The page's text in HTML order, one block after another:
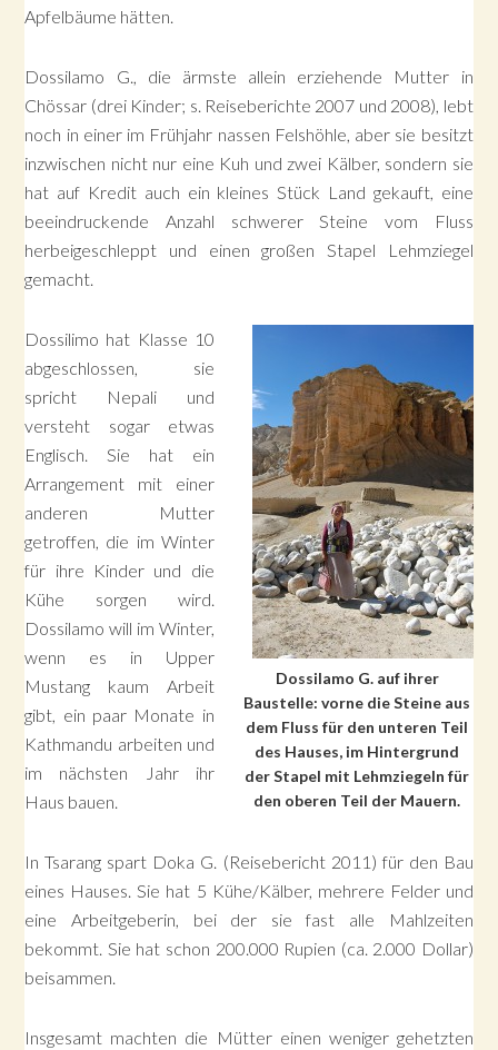
Apfelbäume hätten.
Dossilamo G., die ärmste allein erziehende Mutter in
Chössar (drei Kinder; s. Reiseberichte 2007 und 2008), lebt
noch in einer im Frühjahr nassen Felshöhle, aber sie besitzt
inzwischen nicht nur eine Kuh und zwei Kälber, sondern sie
hat auf Kredit auch ein kleines Stück Land gekauft, eine
beeindruckende Anzahl schwerer Steine vom Fluss
herbeigeschleppt und einen großen Stapel Lehmziegel
gemacht.
Dossilamo G. auf ihrer
Baustelle: vorne die Steine aus
dem Fluss für den unteren Teil
des Hauses, im Hintergrund
der Stapel mit Lehmziegeln für
den oberen Teil der Mauern.
Dossilimo hat Klasse 10
abgeschlossen, sie
spricht Nepali und
versteht sogar etwas
Englisch. Sie hat ein
Arrangement mit einer
anderen Mutter
getroffen, die im Winter
für ihre Kinder und die
Kühe sorgen wird.
Dossilamo will im Winter,
wenn es in Upper
Mustang kaum Arbeit
gibt, ein paar Monate in
Kathmandu arbeiten und
im nächsten Jahr ihr
Haus bauen.
In Tsarang spart Doka G. (Reisebericht 2011) für den Bau
eines Hauses. Sie hat 5 Kühe/Kälber, mehrere Felder und
eine Arbeitgeberin, bei der sie fast alle Mahlzeiten
bekommt. Sie hat schon 200.000 Rupien (ca. 2.000 Dollar)
beisammen.
Insgesamt machten die Mütter einen weniger gehetzten